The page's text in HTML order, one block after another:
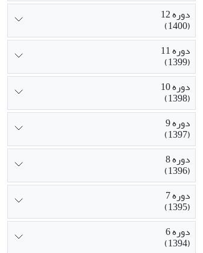
دوره 12
(1400)
دوره 11
(1399)
دوره 10
(1398)
دوره 9
(1397)
دوره 8
(1396)
دوره 7
(1395)
دوره 6
(1394)